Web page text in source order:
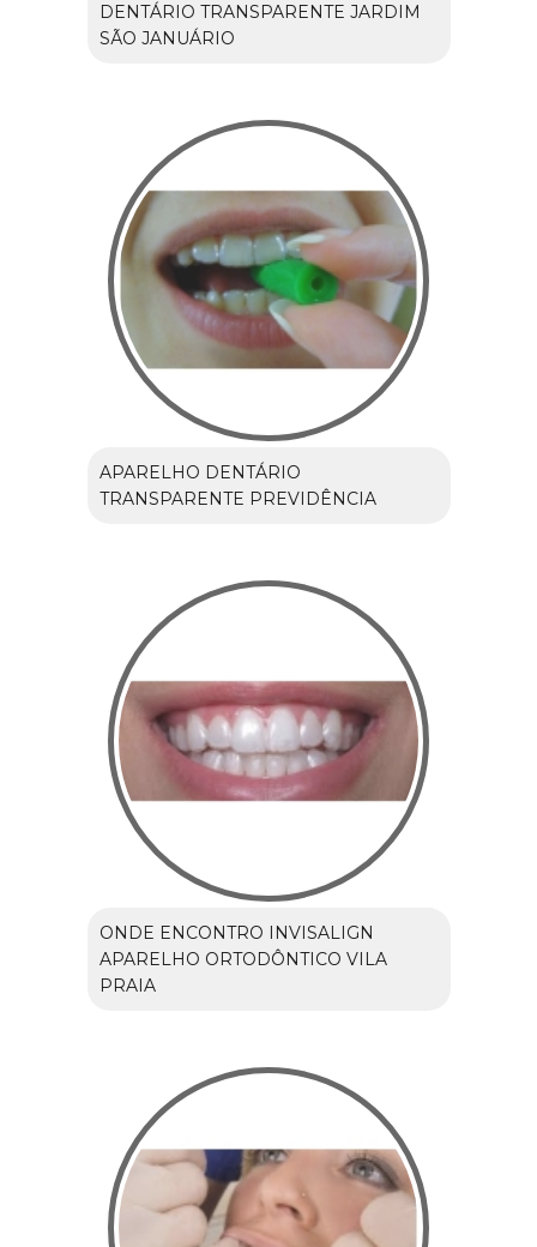
DENTÁRIO TRANSPARENTE JARDIM
SÃO JANUÁRIO
APARELHO DENTÁRIO
TRANSPARENTE PREVIDÊNCIA
ONDE ENCONTRO INVISALIGN
APARELHO ORTODÔNTICO VILA
PRAIA